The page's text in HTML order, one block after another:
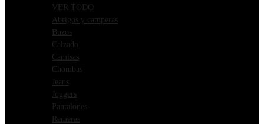
VER TODO
Abrigos y camperas
Buzos
Calzado
Camisas
Chombas
Jeans
Joggers
Pantalones
Remeras